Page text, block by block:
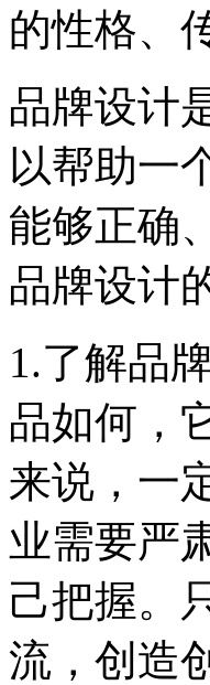
的性格、
品牌设计
以帮助一
能够正确
品牌设计
1.了解品
品如何，
来说，一
业需要严
己把握。
流，创造